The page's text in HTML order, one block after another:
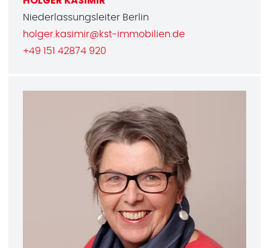
Niederlassungsleiter Berlin
holger.kasimir@kst-immobilien.de
+49 151 42874 920